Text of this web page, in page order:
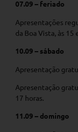
07.09 – feriado
Apresentações
da Boa Vista, às 15
10.09 – sábado
Apresentação
Apresentação
17 horas.
11.09 – domingo